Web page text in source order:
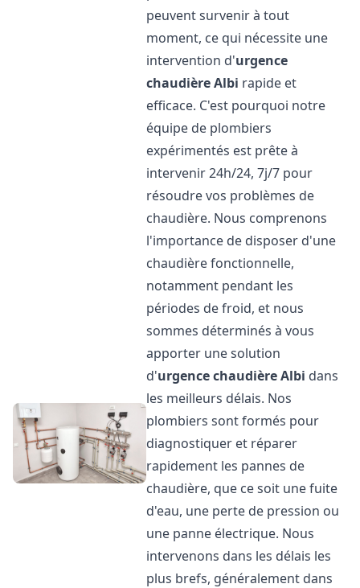
peuvent survenir à tout
moment, ce qui nécessite une
intervention d'urgence
chaudièreAlbi rapide et
efficace. C'est pourquoi notre
équipe de plombiers
expérimentés est prête à
intervenir 24h/24, 7j/7 pour
résoudre vos problèmes de
chaudière. Nous comprenons
l'importance de disposer d'une
chaudière fonctionnelle,
notamment pendant les
périodes de froid, et nous
sommes déterminés à vous
apporter une solution
d'urgence chaudièreAlbi dans
les meilleurs délais. Nos
plombiers sont formés pour
diagnostiquer et réparer
rapidement les pannes de
chaudière, que ce soit une fuite
d'eau, une perte de pression ou
une panne électrique. Nous
intervenons dans les délais les
plus brefs, généralement dans